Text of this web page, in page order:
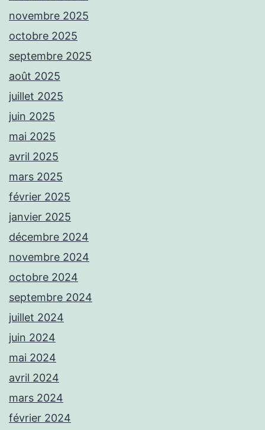
novembre 2025
octobre 2025
septembre 2025
août 2025
juillet 2025
juin 2025
mai 2025
avril 2025
mars 2025
février 2025
janvier 2025
décembre 2024
novembre 2024
octobre 2024
septembre 2024
juillet 2024
juin 2024
mai 2024
avril 2024
mars 2024
février 2024